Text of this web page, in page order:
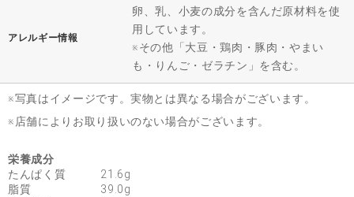
アレルギー情報
卵、乳、小麦の成分を含んだ原材料を使
用しています。
※その他「大豆・鶏肉・豚肉・やまい
も・りんご・ゼラチン」を含む。
※写真はイメージです。実物とは異なる場合がございます。
※店舗によりお取り扱いのない場合がございます。
栄養成分
たんぱく質 21.6g
脂質 39.0g